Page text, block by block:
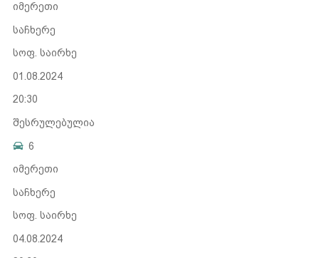
იმერეთი
საჩხერე
სოფ. საირხე
01.08.2024
20:30
შესრულებულია
6
იმერეთი
საჩხერე
სოფ. საირხე
04.08.2024